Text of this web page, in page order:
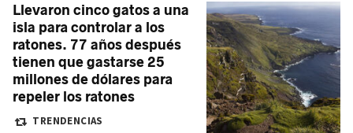
Llevaron cinco gatos a una
isla para controlar a los
ratones. 77 años después
tienen que gastarse 25
millones de dólares para
repeler los ratones
TRENDENCIAS